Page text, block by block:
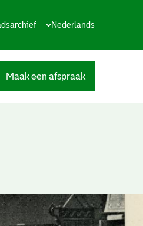
Huidige
Nederlands
Maak een afspraak